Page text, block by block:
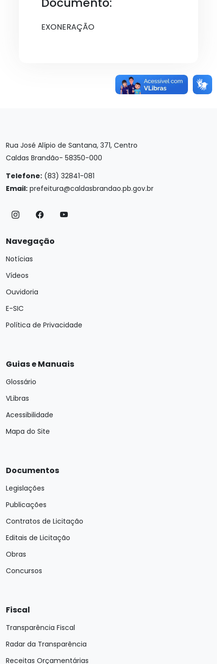
EXONERAÇÃO
Rua José Alípio de Santana, 371, Centro
Caldas Brandão- 58350-000
Telefone: (83) 32841-081
Email: prefeitura@caldasbrandao.pb.gov.br
Navegação
Notícias
Vídeos
Ouvidoria
E-SIC
Política de Privacidade
Guias e Manuais
Glossário
VLibras
Acessibilidade
Mapa do Site
Documentos
Legislações
Publicações
Contratos de Licitação
Editais de Licitação
Obras
Concursos
Fiscal
Transparência Fiscal
Radar da Transparência
Receitas Orçamentárias